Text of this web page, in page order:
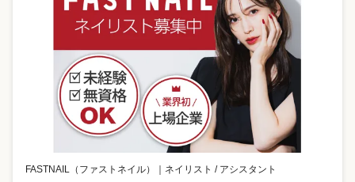
FASTNAIL（ファストネイル） ｜ ネイリスト / アシスタント